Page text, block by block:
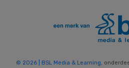
© 2026 | BSL Media & Learning,